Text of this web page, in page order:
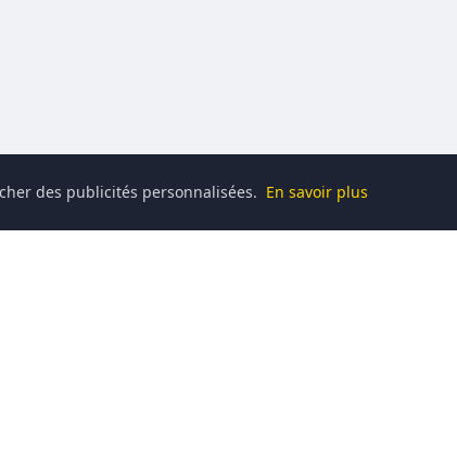
des publicités personnalisées. En savoir plus